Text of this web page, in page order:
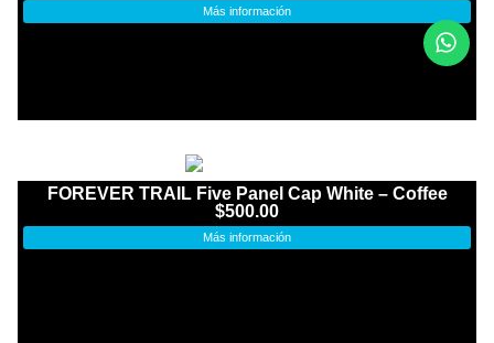
Más información
FOREVER TRAIL Five Panel Cap White – Coffee
$500.00
Más información